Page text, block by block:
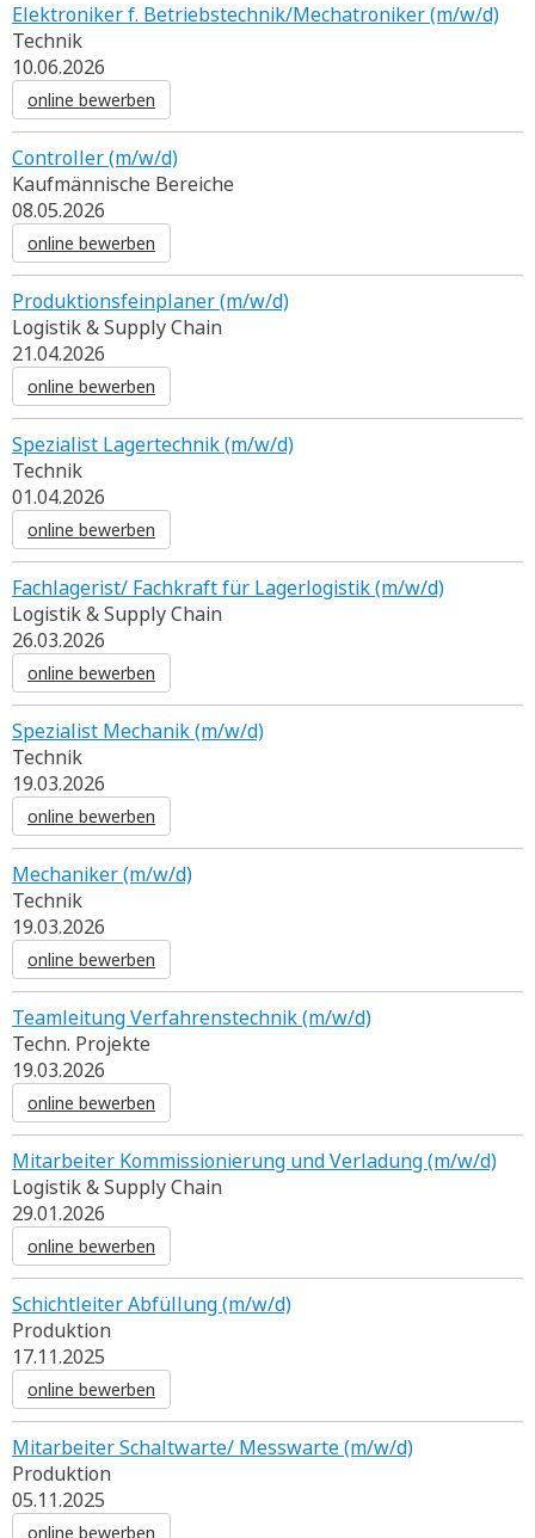
Elektroniker f. Betriebstechnik/Mechatroniker (m/w/d)
Technik
10.06.2026
online bewerben
Controller (m/w/d)
Kaufmännische Bereiche
08.05.2026
online bewerben
Produktionsfeinplaner (m/w/d)
Logistik & Supply Chain
21.04.2026
online bewerben
Spezialist Lagertechnik (m/w/d)
Technik
01.04.2026
online bewerben
Fachlagerist/ Fachkraft für Lagerlogistik (m/w/d)
Logistik & Supply Chain
26.03.2026
online bewerben
Spezialist Mechanik (m/w/d)
Technik
19.03.2026
online bewerben
Mechaniker (m/w/d)
Technik
19.03.2026
online bewerben
Teamleitung Verfahrenstechnik (m/w/d)
Techn. Projekte
19.03.2026
online bewerben
Mitarbeiter Kommissionierung und Verladung (m/w/d)
Logistik & Supply Chain
29.01.2026
online bewerben
Schichtleiter Abfüllung (m/w/d)
Produktion
17.11.2025
online bewerben
Mitarbeiter Schaltwarte/ Messwarte (m/w/d)
Produktion
05.11.2025
online bewerben